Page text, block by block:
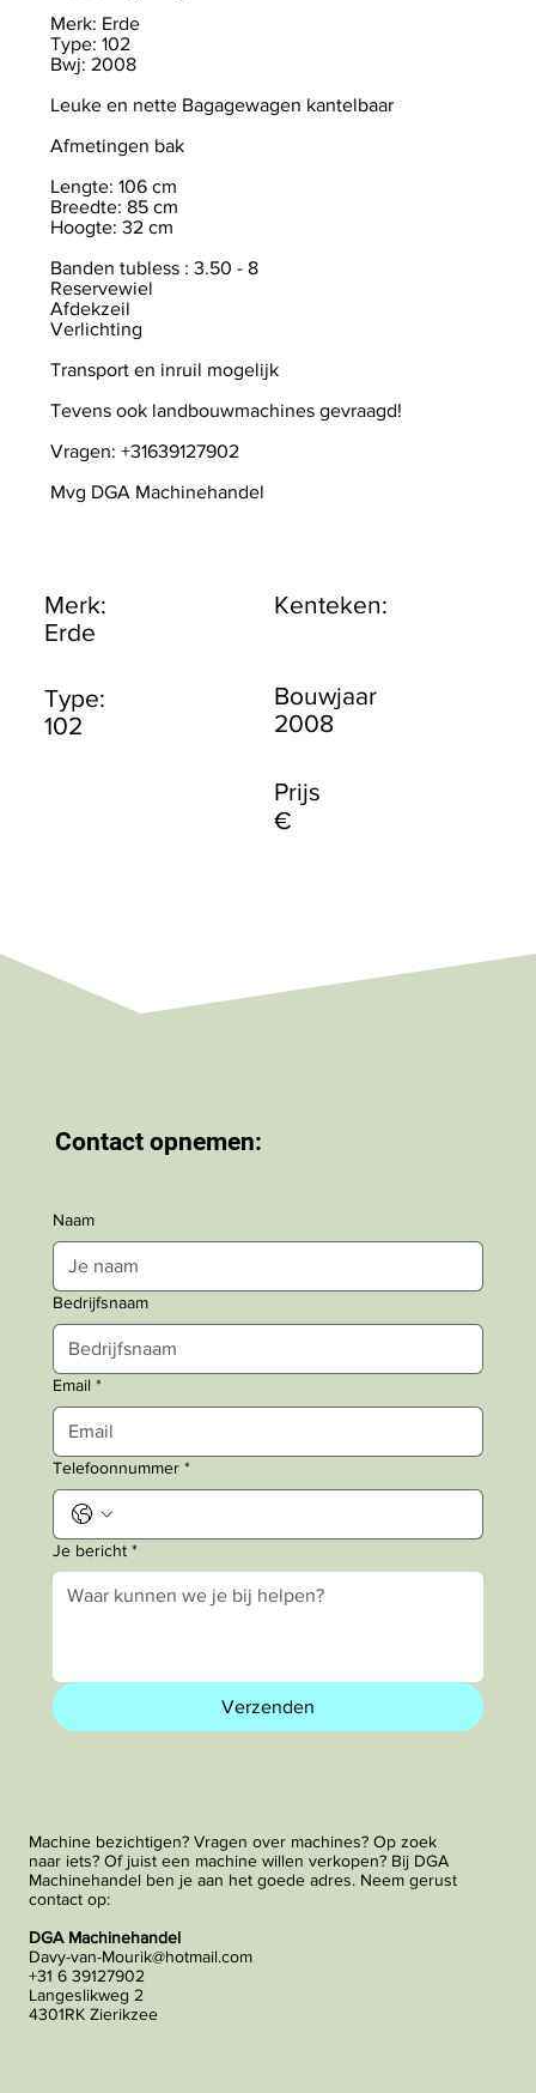
102
Type:
Erde
Merk: Kenteken:
Prijs
€
2008
Bouwjaar
Merk: Erde
Type: 102
Bwj: 2008
Leuke en nette Bagagewagen kantelbaar
Afmetingen bak
Lengte: 106 cm
Breedte: 85 cm
Hoogte: 32 cm
Banden tubless : 3.50 - 8
Reservewiel
Afdekzeil
Verlichting
Transport en inruil mogelijk
Tevens ook landbouwmachines gevraagd!
Vragen: +31639127902
Mvg DGA Machinehandel
Contact opnemen:
Naam
Bedrijfsnaam
Email *
Telefoonnummer *
Je bericht *
Verzenden
Machine bezichtigen? Vragen over machines? Op zoek
naar iets? Of juist een machine willen verkopen? Bij DGA
Machinehandel ben je aan het goede adres. Neem gerust
contact op:
DGA Machinehandel
Davy-van-Mourik@hotmail.com
+31 6 39127902
Langeslikweg 2
4301RK Zierikzee